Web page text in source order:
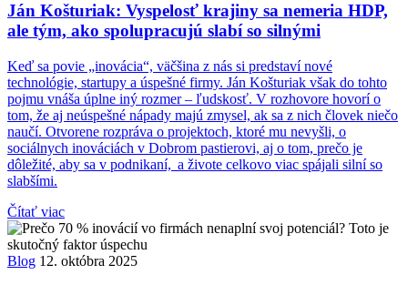
Ján Košturiak: Vyspelosť krajiny sa nemeria HDP,
ale tým, ako spolupracujú slabí so silnými
Keď sa povie „inovácia“, väčšina z nás si predstaví nové
technológie, startupy a úspešné firmy. Ján Košturiak však do tohto
pojmu vnáša úplne iný rozmer – ľudskosť. V rozhovore hovorí o
tom, že aj neúspešné nápady majú zmysel, ak sa z nich človek niečo
naučí. Otvorene rozpráva o projektoch, ktoré mu nevyšli, o
sociálnych inováciách v Dobrom pastierovi, aj o tom, prečo je
dôležité, aby sa v podnikaní, a živote celkovo viac spájali silní so
slabšími.
Čítať viac
Blog 12. októbra 2025